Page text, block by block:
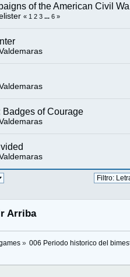
of the American Civil
« 1 2 3 ... 6 »
Badges of Courage
Arriba
» 006 Periodo historico del